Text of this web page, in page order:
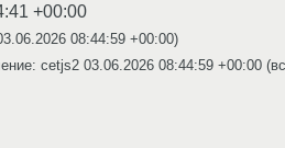
+00:00
08:44:59 +00:00)
cetjs2 03.06.2026 08:44:59 +00:00